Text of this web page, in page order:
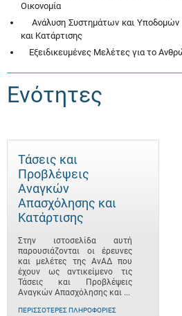
Οικονομία
Ανάλυση Συστημάτων και Υποδομών
και Κατάρτισης
Εξειδικευμένες Μελέτες για το
Ενότητες
Τάσεις και
Προβλέψεις
Αναγκών
Απασχόλησης και
Κατάρτισης
Στην ιστοσελίδα αυτή
παρουσιάζονται οι έρευνες
και μελέτες της ΑνΑΔ που
έχουν ως αντικείμενο τις
Τάσεις και Προβλέψεις
Αναγκών Απασχόλησης και ...
ΠΕΡΙΣΣΌΤΕΡΕΣ ΠΛΗΡΟΦΟΡΊΕΣ